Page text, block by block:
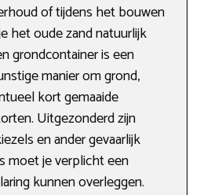
of tijdens het bouwen
het oude zand natuurlijk
grondcontainer is een
manier om grond,
kort gemaaide
Uitgezonderd zijn
en ander gevaarlijk
moet je verplicht een
kunnen overleggen.